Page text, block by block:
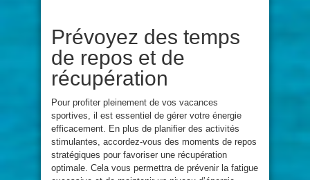
Prévoyez des temps
de repos et de
récupération
Pour profiter pleinement de vos vacances
sportives, il est essentiel de gérer votre énergie
efficacement. En plus de planifier des activités
stimulantes, accordez-vous des moments de repos
stratégiques pour favoriser une récupération
optimale. Cela vous permettra de prévenir la fatigue